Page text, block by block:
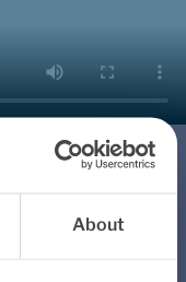
About